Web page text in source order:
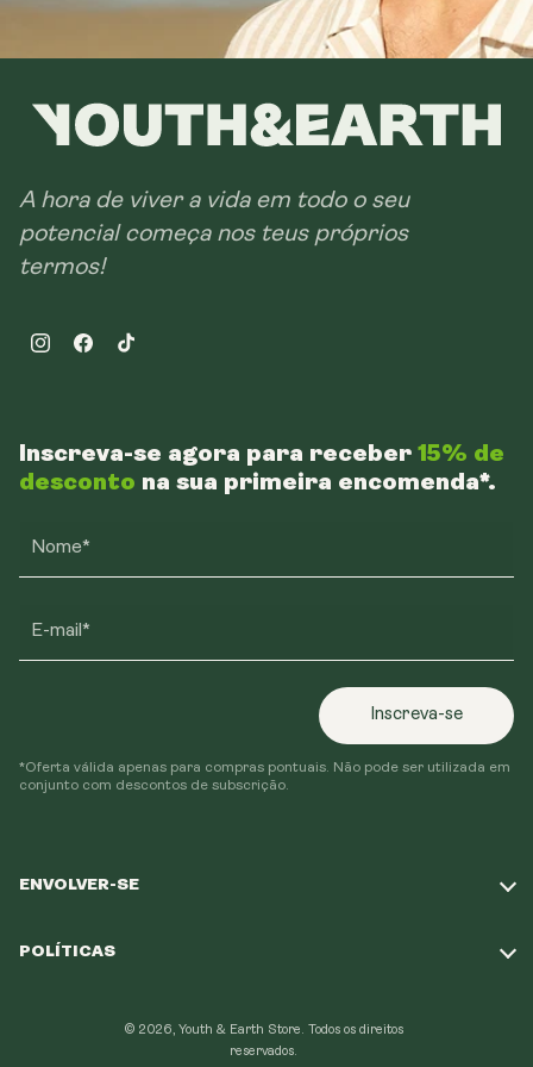
A hora de viver a vida em todo o seu
potencial começa nos teus próprios
termos!
InstagramFacebookTikTok
ENVOLVER-SE
Programa de fidelidade
POLÍTICAS
Inscreva-se agora para receber 15% de
desconto na sua primeira encomenda*.
Nome*
E-mail*
Inscreva-se
*Oferta válida apenas para compras pontuais. Não pode ser utilizada em
conjunto com descontos de subscrição.
© 2026, Youth & Earth Store.
Todos os direitos
reservados.